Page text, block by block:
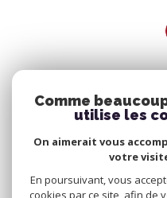
Nous
Comme
utilise les
On aimerait vous
votre
En poursuivant, vous
cookies par ce site, afin de